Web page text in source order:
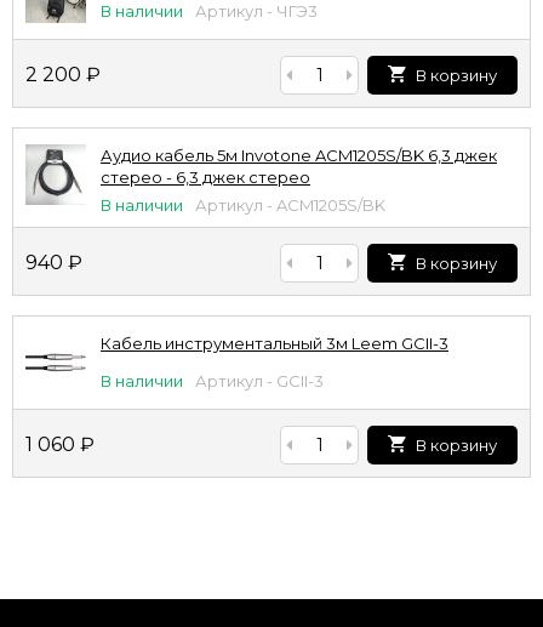
В наличии
Артикул - ЧГЭ3
2 200 ₽ В корзину
Аудио кабель 5м Invotone ACM1205S/BK 6,3 джек
стерео - 6,3 джек стерео
В наличии
Артикул - ACM1205S/BK
940 ₽ В корзину
Кабель инструментальный 3м Leem GCII-3
В наличии
Артикул - GCII-3
1 060 ₽ В корзину